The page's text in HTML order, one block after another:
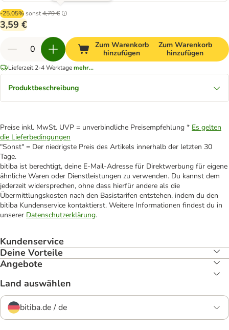
-25.05%sonst4,79 €
3,59 €
Zum Warenkorb
hinzufügen
Zum Warenkorb
hinzufügen
Lieferzeit 2-4 Werktagemehr...
Produktbeschreibung
Preise inkl. MwSt. UVP = unverbindliche Preisempfehlung * Es gelten
die Lieferbedingungen
"Sonst" = Der niedrigste Preis des Artikels innerhalb der letzten 30
Tage.
bitiba ist berechtigt, deine E-Mail-Adresse für Direktwerbung für eigene
ähnliche Waren oder Dienstleistungen zu verwenden. Du kannst dem
jederzeit widersprechen, ohne dass hierfür andere als die
Übermittlungskosten nach den Basistarifen entstehen, indem du den
bitiba Kundenservice kontaktierst. Weitere Informationen findest du in
unserer Datenschutzerklärung.
Kundenservice
Deine Vorteile
Angebote
Land auswählen
bitiba.de / de